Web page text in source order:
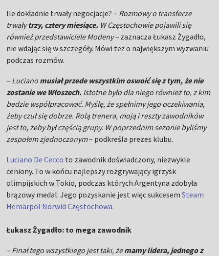
Ile dokładnie trwały negocjacje? – Rozmowy o transferze
trwałytrzy, cztery miesiące. W Częstochowie pojawili się
również przedstawiciele Modeny – zaznacza Łukasz Żygadło,
nie wdając się w szczegóły. Mówi też o największym wyzwaniu
podczas rozmów.
– Luciano musiał przede wszystkim oswoić się z tym, że nie
zostanie we Włoszech. Istotne było dla niego również to, z kim
będzie współpracować. Myślę, że spełnimy jego oczekiwania,
żeby czuł się dobrze. Rolą trenera, moją i reszty zawodników
jest to, żeby był częścią grupy. W poprzednim sezonie byliśmy
zespołem zjednoczonym– podkreśla prezes klubu.
Luciano De Cecco to zawodnik doświadczony, niezwykle
ceniony. To w końcu najlepszy rozgrywający igrzysk
olimpijskich w Tokio, podczas których Argentyna zdobyła
brązowy medal. Jego pozyskanie jest więc sukcesem Steam
Hemarpol Norwid Częstochowa.
Łukasz Żygadło: to mega zawodnik
– Finał tego wszystkiego jest taki, żemamy lidera, jednego z